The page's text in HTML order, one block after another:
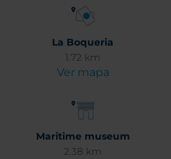
La Boqueria
1.72 km
Ver mapa
Maritime museum
2.38 km